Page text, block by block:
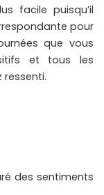
facile puisqu’il
pour
que vous
et tous les
des sentiments